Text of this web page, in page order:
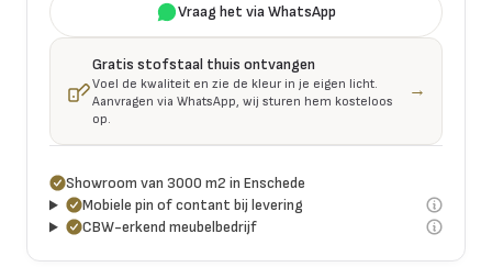
Vraag het via WhatsApp
Gratis stofstaal thuis ontvangen
Voel de kwaliteit en zie de kleur in je eigen licht.
Aanvragen via WhatsApp, wij sturen hem kosteloos
op.
→
Showroom van 3000 m2 in Enschede
Mobiele pin of contant bij levering
CBW-erkend meubelbedrijf